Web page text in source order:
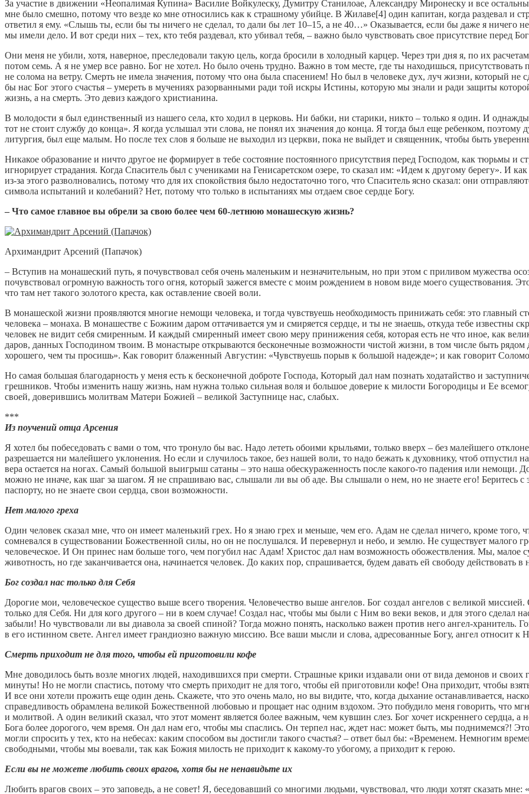
За участие в движении «Неопалимая Купина» Василие Войкулеску, Думитру Станилоае, Александру Миронеску и все
мне было смешно, потому что везде ко мне относились как к страшному убийце. В Жилаве[4] один капитан, когда раздевал и
ответил я ему. «Слышь ты, если бы ты ничего не сделал, то дали бы лет 10–15, а не 40…» Оказывается, если бы даже я ничего
мы имели дело. И вот среди них – тех, кто тебя раздевал, кто убивал тебя, – важно было чувствовать свое присутствие перед
Они меня не убили, хотя, наверное, преследовали такую цель, когда бросили в холодный карцер. Через три дня я, по их
потом семь. А я не умер все равно. Бог не хотел. Но было очень трудно. Важно в том месте, где ты находишься, присутствовать
не солома на ветру. Смерть не имела значения, потому что она была спасением! Но был в человеке дух, луч жизни, который не
бы нас Бог этого счастья – умереть в мучениях разорванными ради той искры Истины, которую мы знали и ради защиты
жизнь, а на смерть. Это девиз каждого христианина.
В молодости я был единственный из нашего села, кто ходил в церковь. Ни бабки, ни старики, никто – только я один. И
тот не стоит службу до конца». Я когда услышал эти слова, не понял их значения до конца. Я тогда был еще ребенком, поэтому
литургия, был еще малым. Но после тех слов я больше не выходил из церкви, пока не выйдет и священник, чтобы быть
Никакое образование и ничто другое не формирует в тебе состояние постоянного присутствия перед Господом, как тюрьмы и
игнорирует страдания. Когда Спаситель был с учениками на Генисаретском озере, то сказал им: «Идем к другому берегу». И
из-за этого разволновались, потому что для их спокойствия было недостаточно того, что Спаситель ясно сказал: они
символа испытаний и колебаний? Нет, потому что только в испытаниях мы отдаем свое сердце Богу.
– Что самое главное вы обрели за свою более чем 60-летнюю монашескую жизнь?
Архимандрит Арсений (Папачок)
– Вступив на монашеский путь, я почувствовал себя очень маленьким и незначительным, но при этом с приливом мужества
почувствовал огромную важность того огня, который зажегся вместе с моим рождением в новом виде моего существования.
что там нет такого золотого креста, как оставление своей воли.
В монашеской жизни проявляются многие немощи человека, и тогда чувствуешь необходимость принижать себя: это главный
человека – монаха. В монашестве с Божиим даром оттачивается ум и смиряется сердце, и ты не знаешь, откуда тебе известны
человек не видит себя смиренным. И каждый смиренный имеет свою меру принижения себя, которая есть не что иное, как
даров, данных Господином твоим. В монастыре открываются бесконечные возможности чистой жизни, в том числе быть
хорошего, чем ты просишь». Как говорит блаженный Августин: «Чувствуешь порыв к большой надежде»; и как говорит
Но самая большая благодарность у меня есть к бесконечной доброте Господа, Который дал нам познать ходатайство и
грешников. Чтобы изменить нашу жизнь, нам нужна только сильная воля и большое доверие к милости Богородицы и Ее
своей, доверившись молитвам Матери Божией – великой Заступнице нас, слабых.
***
Из поучений отца Арсения
Я хотел бы побеседовать с вами о том, что тронуло бы вас. Надо лететь обоими крыльями, только вверх – без малейшего
разрешается ни малейшего уклонения. Но если и случилось такое, без нашей воли, то надо бежать к духовнику, чтоб отпустил
вера остается на ногах. Самый большой выигрыш сатаны – это наша обескураженность после какого-то падения или немощи.
можно не иначе, как шаг за шагом. Я не спрашиваю вас, слышали ли вы об аде. Вы слышали о нем, но не знаете его! Беритесь с
паспорту, но не знаете свои сердца, свои возможности.
Нет малого греха
Один человек сказал мне, что он имеет маленький грех. Но я знаю грех и меньше, чем его. Адам не сделал ничего, кроме того,
сомневался в существовании Божественной силы, но он не послушался. И перевернул и небо, и землю. Не существует малого
человеческое. И Он принес нам больше того, чем погубил нас Адам! Христос дал нам возможность обожествления. Мы, малое
животность, но где заканчивается она, начинается человек. До каких пор, спрашивается, будем давать ей свободу действовать в
Бог создал нас только для Себя
Дорогие мои, человеческое существо выше всего творения. Человечество выше ангелов. Бог создал ангелов с великой
только для Себя. Ни для кого другого – ни в коем случае! Создал нас, чтобы мы были с Ним во веки веков, и для этого сделал
забыли! Но чувствовали ли вы диавола за своей спиной? Тогда можно понять, насколько важен против него ангел-хранитель.
в его истинном свете. Ангел имеет грандиозно важную миссию. Все ваши мысли и слова, адресованные Богу, ангел относит к
Смерть приходит не для того, чтобы ей приготовили кофе
Мне доводилось быть возле многих людей, находившихся при смерти. Страшные крики издавали они от вида демонов и своих
минуты! Но не могли спастись, потому что смерть приходит не для того, чтобы ей приготовили кофе! Она приходит, чтобы
И все они хотели прожить еще один день. Скажете, что это очень мало, но вы видите, что, когда дыхание останавливается,
справедливость обрамлена великой Божественной любовью и прощает нас одним вздохом. Это побудило меня говорить, что
и молитвой. А один великий сказал, что этот момент является более важным, чем кувшин слез. Бог хочет искреннего сердца,
Бога более дорогого, чем время. Он дал нам его, чтобы мы спаслись. Он терпел нас, ждет нас: может быть, мы поднимемся?!
могли спросить у тех, кто на небесах: каким способом вы достигли такого счастья? – ответ был бы: «Временем. Немногим
свободными, чтобы мы воевали, так как Божия милость не приходит к какому-то убогому, а приходит к герою.
Если вы не можете любить своих врагов, хотя бы не ненавидьте их
Любить врагов своих – это заповедь, а не совет! Я, беседовавший со многими людьми, чувствовал, что люди хотят сказать